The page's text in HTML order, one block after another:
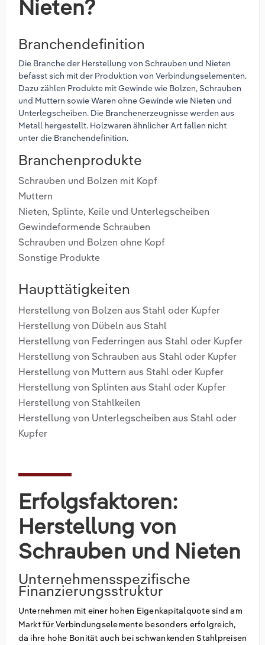
Nieten?
Branchendefinition
Die Branche der Herstellung von Schrauben und Nieten
befasst sich mit der Produktion von Verbindungselementen.
Dazu zählen Produkte mit Gewinde wie Bolzen, Schrauben
und Muttern sowie Waren ohne Gewinde wie Nieten und
Unterlegscheiben. Die Branchenerzeugnisse werden aus
Metall hergestellt. Holzwaren ähnlicher Art fallen nicht
unter die Branchendefinition.
Branchenprodukte
Schrauben und Bolzen mit Kopf
Muttern
Nieten, Splinte, Keile und Unterlegscheiben
Gewindeformende Schrauben
Schrauben und Bolzen ohne Kopf
Sonstige Produkte
Haupttätigkeiten
Herstellung von Bolzen aus Stahl oder Kupfer
Herstellung von Dübeln aus Stahl
Herstellung von Federringen aus Stahl oder Kupfer
Herstellung von Schrauben aus Stahl oder Kupfer
Herstellung von Muttern aus Stahl oder Kupfer
Herstellung von Splinten aus Stahl oder Kupfer
Herstellung von Stahlkeilen
Herstellung von Unterlegscheiben aus Stahl oder
Kupfer
Erfolgsfaktoren:
Herstellung von
Schrauben und Nieten
Unternehmensspezifische
Finanzierungsstruktur
Unternehmen mit einer hohen Eigenkapitalquote sind am
Markt für Verbindungselemente besonders erfolgreich,
da ihre hohe Bonität auch bei schwankenden Stahlpreisen